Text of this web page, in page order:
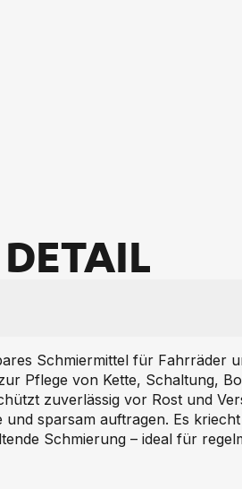
Schmiermittel für Fahrräder
Pflege von Kette, Schaltung,
zuverlässig vor Rost und
sparsam auftragen. Es
Schmierung – ideal für